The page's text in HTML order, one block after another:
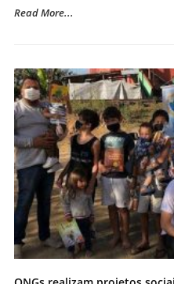
Read More...